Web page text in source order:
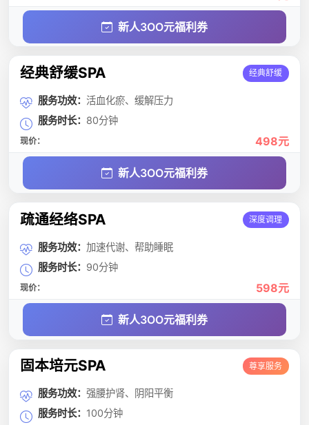
新人3OO元福利券
经典舒缓SPA 经典舒缓
服务功效： 活血化瘀、缓解压力
服务时长： 80分钟
现价： 498元
新人3OO元福利券
疏通经络SPA 深度调理
服务功效： 加速代谢、帮助睡眠
服务时长： 90分钟
现价： 598元
新人3OO元福利券
固本培元SPA 尊享服务
服务功效： 强腰护肾、阴阳平衡
服务时长： 100分钟